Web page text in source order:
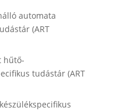
automata
(ART
hűtő-
tudástár (ART